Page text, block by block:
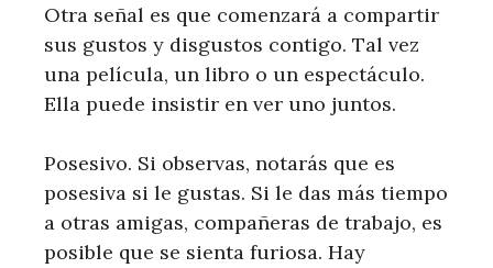
Otra señal es que comenzará a compartir
sus gustos y disgustos contigo. Tal vez
una película, un libro o un espectáculo.
Ella puede insistir en ver uno juntos.
Posesivo. Si observas, notarás que es
posesiva si le gustas. Si le das más tiempo
a otras amigas, compañeras de trabajo, es
posible que se sienta furiosa. Hay